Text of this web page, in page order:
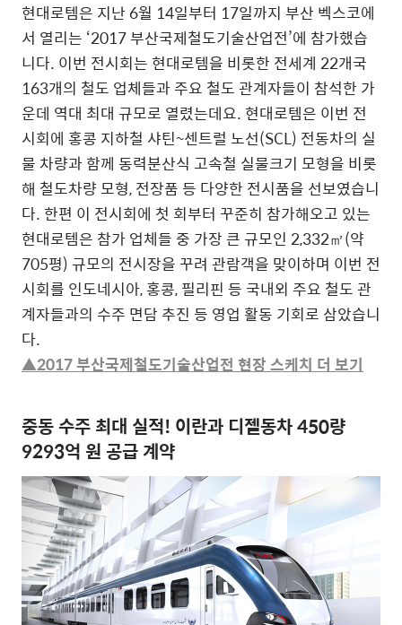
현대로템은 지난 6월 14일부터 17일까지 부산 벡스코에
서 열리는 ‘2017 부산국제철도기술산업전’에 참가했습
니다. 이번 전시회는 현대로템을 비롯한 전세계 22개국
163개의 철도 업체들과 주요 철도 관계자들이 참석한 가
운데 역대 최대 규모로 열렸는데요. 현대로템은 이번 전
시회에 홍콩 지하철 샤틴~센트럴 노선(SCL) 전동차의 실
물 차량과 함께 동력분산식 고속철 실물크기 모형을 비롯
해 철도차량 모형, 전장품 등 다양한 전시품을 선보였습니
다. 한편 이 전시회에 첫 회부터 꾸준히 참가해오고 있는
현대로템은 참가 업체들 중 가장 큰 규모인 2,332㎡(약
705평) 규모의 전시장을 꾸려 관람객을 맞이하며 이번 전
시회를 인도네시아, 홍콩, 필리핀 등 국내외 주요 철도 관
계자들과의 수주 면담 추진 등 영업 활동 기회로 삼았습니
다.
▲2017 부산국제철도기술산업전 현장 스케치 더 보기
중동 수주 최대 실적! 이란과 디젤동차 450량
9293억 원 공급 계약